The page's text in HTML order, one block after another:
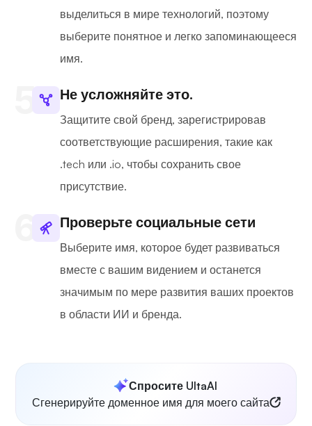
выделиться в мире технологий, поэтому
выберите понятное и легко запоминающееся
имя.
Не усложняйте это.
Защитите свой бренд, зарегистрировав
соответствующие расширения, такие как
.tech или .io, чтобы сохранить свое
присутствие.
Проверьте социальные сети
Выберите имя, которое будет развиваться
вместе с вашим видением и останется
значимым по мере развития ваших проектов
в области ИИ и бренда.
Спросите UltaAI
Сгенерируйте доменное имя для моего сайта